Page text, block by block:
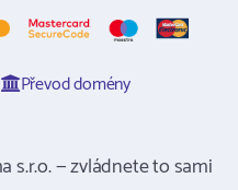
Převod domény
s.r.o. — zvládnete to sami